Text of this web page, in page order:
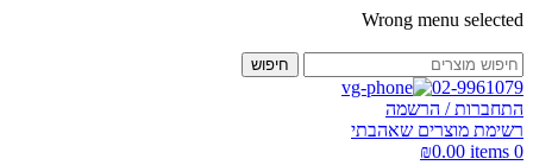
Wrong menu selected
חיפוש
02-9961079
התחברות / הרשמה
רשימת מוצרים שאהבתי
0
items
₪0.00